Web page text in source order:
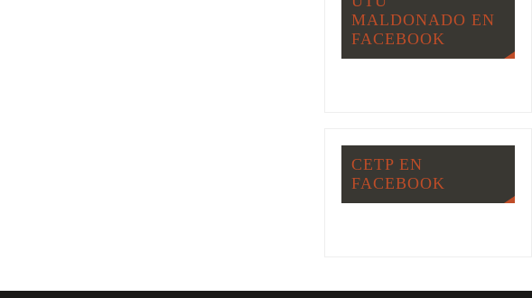
MALDONADO EN
FACEBOOK
CETP EN
FACEBOOK